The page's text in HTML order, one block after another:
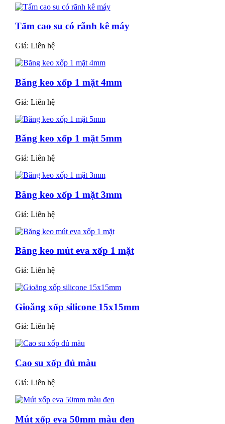
Tấm cao su có rãnh kê máy
Giá: Liên hệ
Băng keo xốp 1 mặt 4mm
Giá: Liên hệ
Băng keo xốp 1 mặt 5mm
Giá: Liên hệ
Băng keo xốp 1 mặt 3mm
Giá: Liên hệ
Băng keo mút eva xốp 1 mặt
Giá: Liên hệ
Gioăng xốp silicone 15x15mm
Giá: Liên hệ
Cao su xốp đủ màu
Giá: Liên hệ
Mút xốp eva 50mm màu đen